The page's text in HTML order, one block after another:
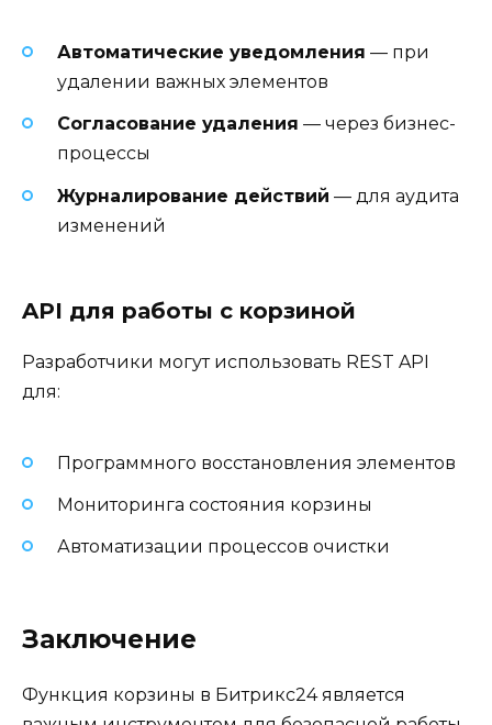
Автоматические уведомления — при
удалении важных элементов
Согласование удаления — через бизнес-
процессы
Журналирование действий — для аудита
изменений
API для работы с корзиной
Разработчики могут использовать REST API
для:
Программного восстановления элементов
Мониторинга состояния корзины
Автоматизации процессов очистки
Заключение
Функция корзины в Битрикс24 является